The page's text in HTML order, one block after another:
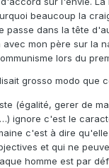
beaucoup la
passe dans la tête
mon père sur la
lors du
grosso modo que
(égalité, gerer de
ignore c'est le
c'est à dire
et qui ne
homme est par